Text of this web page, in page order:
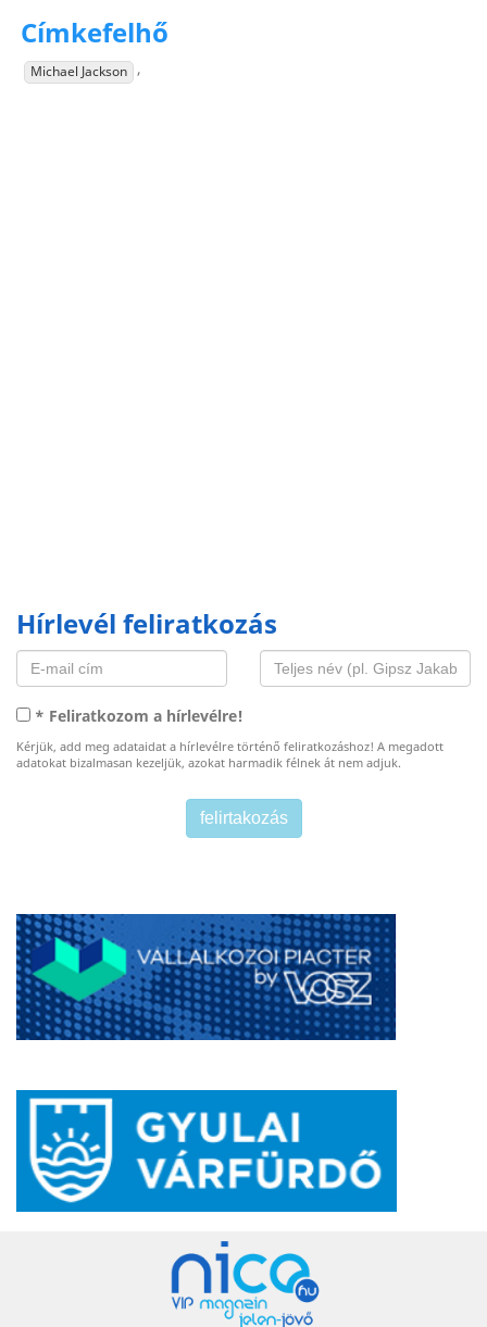
Címkefelhő
Michael Jackson ,
Hírlevél feliratkozás
* Feliratkozom a hírlevélre!
Kérjük, add meg adataidat a hírlevélre történő feliratkozáshoz! A megadott
adatokat bizalmasan kezeljük, azokat harmadik félnek át nem adjuk.